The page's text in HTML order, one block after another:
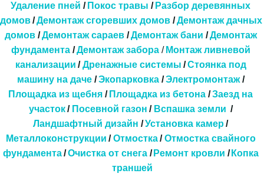
Удаление пней / Покос травы / Разбор деревянных
домов/ Демонтаж сгоревших домов / Демонтаж дачных
домов / Демонтаж сараев / Демонтаж бани / Демонтаж
фундамента / Демонтаж забора / Монтаж ливневой
канализации / Дренажные системы / Стоянка под
машину на даче / Экопарковка / Электромонтаж /
Площадка из щебня / Площадка из бетона / Заезд на
участок / Посевной газон / Вспашка земли
  /
Ландшафтный дизайн / Установка камер /
Металлоконструкции / Отмостка / Отмостка свайного
фундамента / Очистка от снега / Ремонт кровли / Копка
траншей